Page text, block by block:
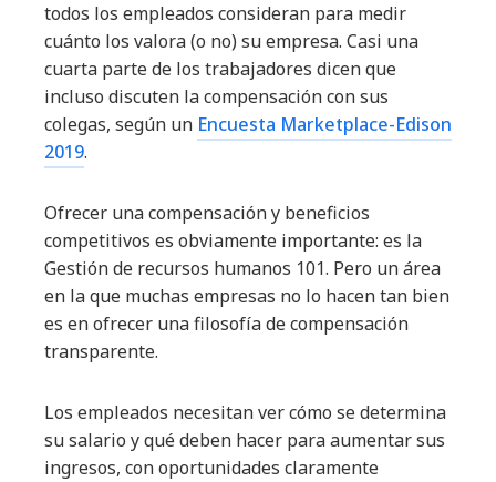
todos los empleados consideran para medir
cuánto los valora (o no) su empresa. Casi una
cuarta parte de los trabajadores dicen que
incluso discuten la compensación con sus
colegas, según un Encuesta Marketplace-Edison
2019.
Ofrecer una compensación y beneficios
competitivos es obviamente importante: es la
Gestión de recursos humanos 101. Pero un área
en la que muchas empresas no lo hacen tan bien
es en ofrecer una filosofía de compensación
transparente.
Los empleados necesitan ver cómo se determina
su salario y qué deben hacer para aumentar sus
ingresos, con oportunidades claramente